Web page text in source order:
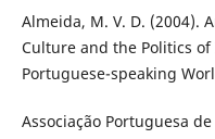
Almeida, M. V. D. (2004).
Culture and the Politics
Portuguese-speaking
Associação Portuguesa